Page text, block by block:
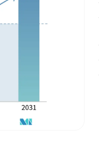
Intelligence。再利用にはCC BY